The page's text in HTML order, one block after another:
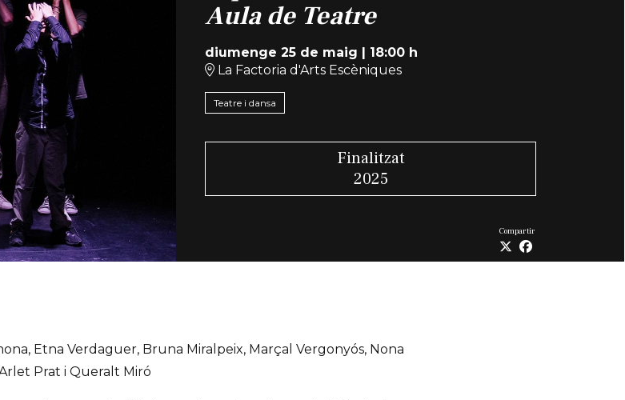
Aula de Teatre
diumenge 25 de maig
18:00 h
La Factoria d'Arts Escèniques
Teatre i dansa
Finalitzat
2025
Compartir
Etna Verdaguer, Bruna Miralpeix, Marçal Vergonyós, Nona
Prat i Queralt Miró